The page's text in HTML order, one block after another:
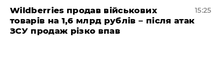
Wildberries продав військових
товарів на 1,6 млрд рублів – після атак
ЗСУ продаж різко впав
15:25